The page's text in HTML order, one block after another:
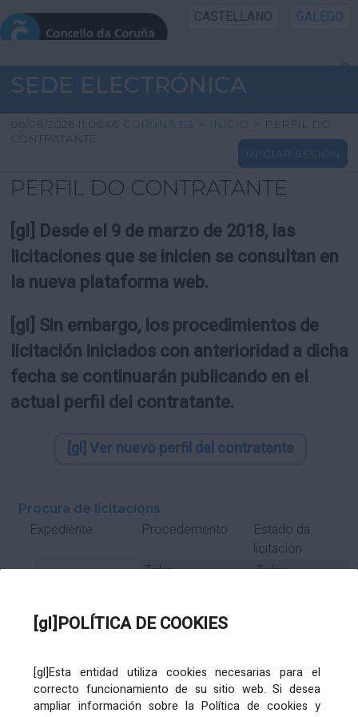
[gl]POLÍTICA DE COOKIES
[gl]Esta entidad utiliza cookies necesarias para el
correcto funcionamiento de su sitio web. Si desea
ampliar información sobre la Política de cookies y
CASTELLANO GALEGO
INICIO SEDE
INICIO
INFORMACIÓN PÚBLICA
UTILIDADES
SEDE ELECTRÓNICA
06/08/2026 11:06:46 CORUNA.ES > INICIO > PERFIL DO
CONTRATANTE
INICIAR SESIÓN
PERFIL DO CONTRATANTE
[gl] Desde el 9 de marzo de 2018, las
licitaciones que se inicien se consultan en
la nueva plataforma web.
[gl] Sin embargo, los procedimientos de
licitación iniciados con anterioridad a dicha
fecha se continuarán publicando en el
actual perfil del contratante.
[gl] Ver nuevo perfil del contratante
Procura de licitacións
Expediente Procedemento
Estado da
licitación
Subcontrato Tramitación
Órgano de contratación Título